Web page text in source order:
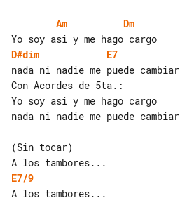
Am
Dm
D#dim
E7
nada ni nadie me puede cambiar
Con Acordes de 5ta.:
Yo soy asi y me hago cargo
nada ni nadie me puede cambiar
(Sin tocar)
E7/9
A los tambores...